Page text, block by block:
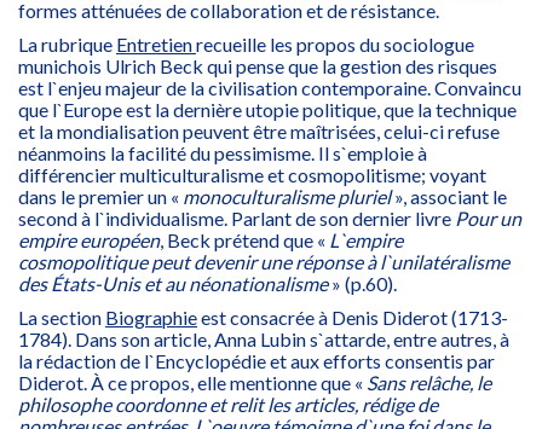
formes atténuées de collaboration et de résistance.
La rubrique Entretienrecueille les propos du sociologue
munichois Ulrich Beck qui pense que la gestion des risques
est l`enjeu majeur de la civilisation contemporaine. Convaincu
que l`Europe est la dernière utopie politique, que la technique
et la mondialisation peuvent être maîtrisées, celui-ci refuse
néanmoins la facilité du pessimisme. Il s`emploie à
différencier multiculturalisme et cosmopolitisme; voyant
dans le premier un « monoculturalisme pluriel», associant le
second à l`individualisme. Parlant de son dernier livre Pour un
empire européen, Beck prétend que « L`empire
cosmopolitique peut devenir une réponse à l`unilatéralisme
des États-Unis et au néonationalisme» (p.60).
La section Biographieest consacrée à Denis Diderot (1713-
1784). Dans son article, Anna Lubin s`attarde, entre autres, à
la rédaction de l`Encyclopédie et aux efforts consentis par
Diderot. À ce propos, elle mentionne que « Sans relâche, le
philosophe coordonne et relit les articles, rédige de